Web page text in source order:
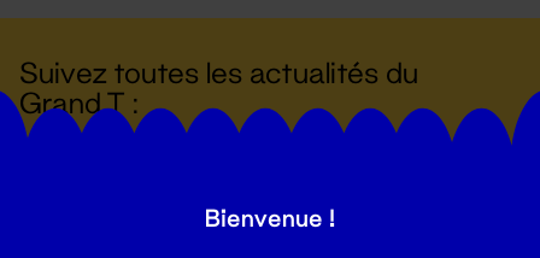
Suivez toutes les actualités du
Grand T :
Bienvenue !